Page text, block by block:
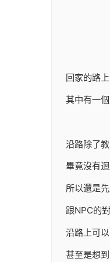
回家的路
其中有一
沿路除了
畢竟沒有
所以還是
跟NPC的
沿路上可
甚至是想